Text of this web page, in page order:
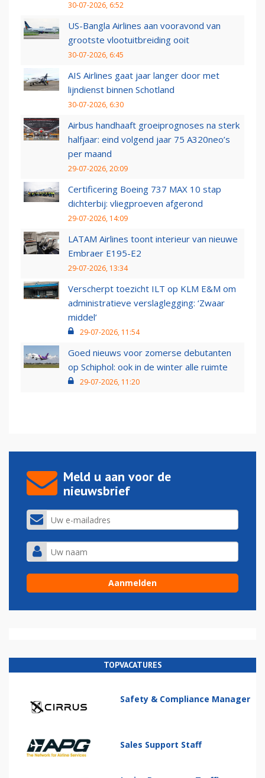
30-07-2026, 6:52
US-Bangla Airlines aan vooravond van
grootste vlootuitbreiding ooit
30-07-2026, 6:45
AIS Airlines gaat jaar langer door met
lijndienst binnen Schotland
30-07-2026, 6:30
Airbus handhaaft groeiprognoses na sterk
halfjaar: eind volgend jaar 75 A320neo’s
per maand
29-07-2026, 20:09
Certificering Boeing 737 MAX 10 stap
dichterbij: vliegproeven afgerond
29-07-2026, 14:09
LATAM Airlines toont interieur van nieuwe
Embraer E195-E2
29-07-2026, 13:34
Verscherpt toezicht ILT op KLM E&M om
administratieve verslaglegging: ‘Zwaar
middel’
29-07-2026, 11:54
Goed nieuws voor zomerse debutanten
op Schiphol: ook in de winter alle ruimte
29-07-2026, 11:20
Meld u aan voor de
nieuwsbrief
TOPVACATURES
Safety & Compliance Manager
Sales Support Staff